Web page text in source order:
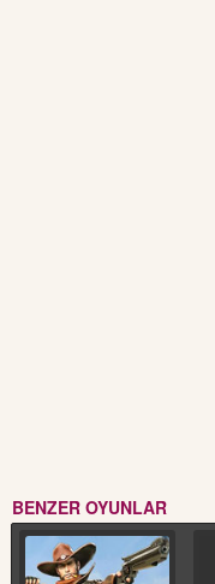
BENZER OYUNLAR